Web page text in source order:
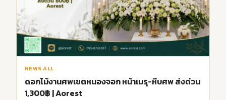
NEWS ALL
ดอกไม้งานศพเขตหนองจอก หน้าเมรุ-หีบศพ ส่งด่วน
1,300฿ | Aorest